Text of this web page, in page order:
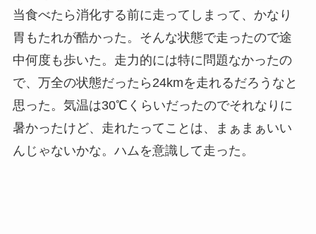
当食べたら消化する前に走ってしまって、かなり
胃もたれが酷かった。そんな状態で走ったので途
中何度も歩いた。走力的には特に問題なかったの
で、万全の状態だったら24kmを走れるだろうなと
思った。気温は30℃くらいだったのでそれなりに
暑かったけど、走れたってことは、まぁまぁいい
んじゃないかな。ハムを意識して走った。